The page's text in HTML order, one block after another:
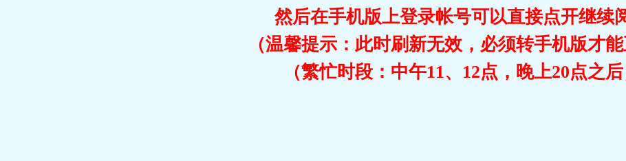
然后在手机版上登录帐号可以直接点开继续
（温馨提示：此时刷新无效，必须转手机版才能
（繁忙时段：中午11、12点，晚上20点之后